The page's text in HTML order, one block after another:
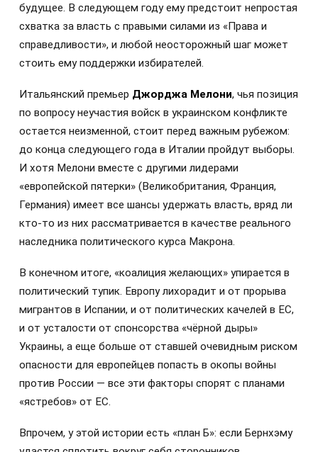
будущее. В следующем году ему предстоит непростая
схватка за власть с правыми силами из «Права и
справедливости», и любой неосторожный шаг может
стоить ему поддержки избирателей.
Итальянский премьер Джорджа Мелони, чья позиция
по вопросу неучастия войск в украинском конфликте
остается неизменной, стоит перед важным рубежом:
до конца следующего года в Италии пройдут выборы.
И хотя Мелони вместе с другими лидерами
«европейской пятерки» (Великобритания, Франция,
Германия) имеет все шансы удержать власть, вряд ли
кто-то из них рассматривается в качестве реального
наследника политического курса Макрона.
В конечном итоге, «коалиция желающих» упирается в
политический тупик. Европу лихорадит и от прорыва
мигрантов в Испании, и от политических качелей в ЕС,
и от усталости от спонсорства «чёрной дыры»
Украины, а еще больше от ставшей очевидным риском
опасности для европейцев попасть в окопы войны
против России — все эти факторы спорят с планами
«ястребов» от ЕС.
Впрочем, у этой истории есть «план Б»: если Бернхэму